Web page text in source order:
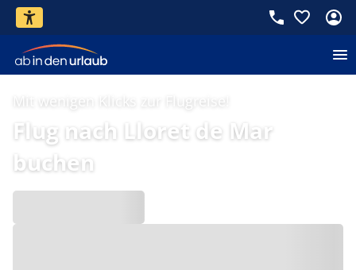
Mit wenigen Klicks zur Flugreise!
Flug nach Lloret de Mar
buchen